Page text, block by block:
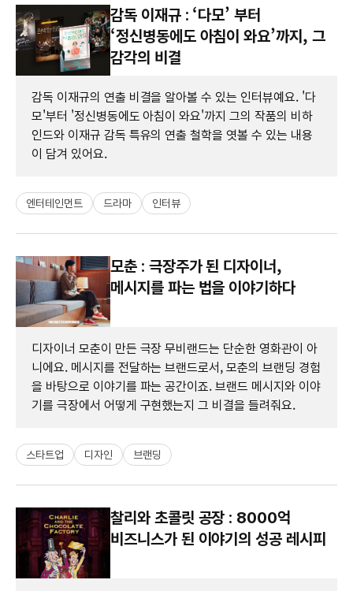
감독 이재규 : ‘다모’ 부터
‘정신병동에도 아침이 와요’까지, 그
감각의 비결
감독 이재규의 연출 비결을 알아볼 수 있는 인터뷰예요. '다
모'부터 '정신병동에도 아침이 와요'까지 그의 작품의 비하
인드와 이재규 감독 특유의 연출 철학을 엿볼 수 있는 내용
이 담겨 있어요.
엔터테인먼트 드라마 인터뷰
모춘 : 극장주가 된 디자이너,
메시지를 파는 법을 이야기하다
디자이너 모춘이 만든 극장 무비랜드는 단순한 영화관이 아
니에요. 메시지를 전달하는 브랜드로서, 모춘의 브랜딩 경험
을 바탕으로 이야기를 파는 공간이죠. 브랜드 메시지와 이야
기를 극장에서 어떻게 구현했는지 그 비결을 들려줘요.
스타트업 디자인 브랜딩
찰리와 초콜릿 공장 : 8000억
비즈니스가 된 이야기의 성공 레시피